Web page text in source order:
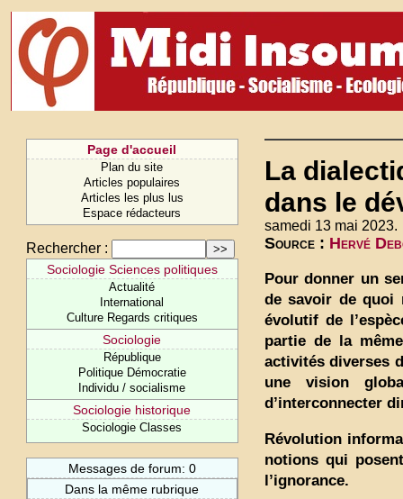
Page d'accueil
Plan du site
Articles populaires
Articles les plus lus
Espace rédacteurs
Rechercher :
Sociologie Sciences politiques
Actualité
International
Culture Regards critiques
Sociologie
République
Politique Démocratie
Individu / socialisme
Sociologie historique
Sociologie Classes
Messages de forum: 0
Dans la même rubrique
La
dans le
samedi 13 mai 2023.
Source : Hervé
Pour donner un
de savoir de quoi
évolutif de
partie de la
activités diverses
une vision
d’interconnecter
Révolution
notions qui
l’ignorance.